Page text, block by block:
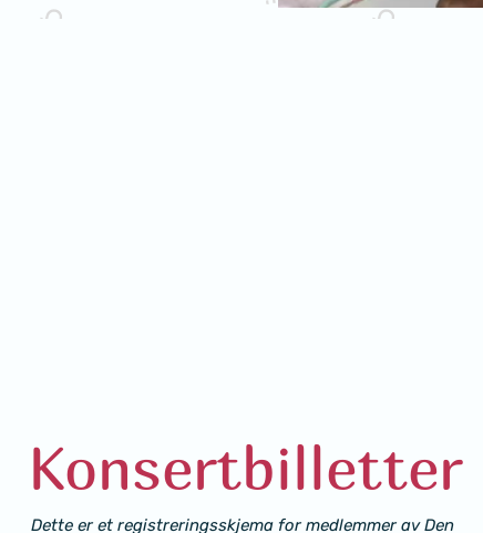
Konsertbilletter
Dette er et registreringsskjema for medlemmer av Den